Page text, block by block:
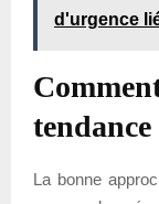
d'urgence
La bonne